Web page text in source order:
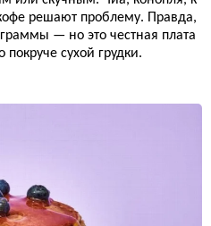
решают проблему. Правда,
— но это честная плата
сухой грудки.